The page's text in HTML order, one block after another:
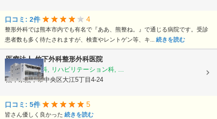
口コミ: 2件 4
整形外科では熊本市内でも有名で『ああ、熊整ね。』で通じる病院です。受診
患者数も多く待たされますが、検査やレントゲン等、キ... 続きを読む
医療法人竹下外科整形外科医院
外科, 整形外科, リハビリテーション科, ...
熊本県熊本市中央区大江5丁目4-24
口コミ: 5件 5
皆さん優しく良かった 続きを読む